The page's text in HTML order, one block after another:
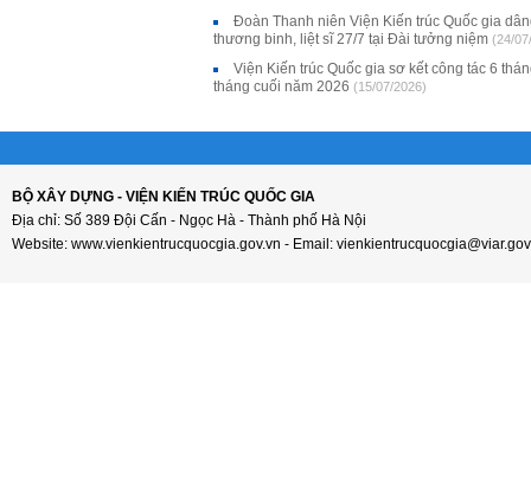
Đoàn Thanh niên Viện Kiến trúc Quốc gia
thương binh, liệt sĩ 27/7 tại Đài tưởng niệm (24/
Viện Kiến trúc Quốc gia sơ kết công tác 6
tháng cuối năm 2026 (15/07/2026)
BỘ XÂY DỰNG - VIỆN KIẾN TRÚC QUỐC GIA
Địa chỉ: Số 389 Đội Cấn - Ngọc Hà - Thành phố Hà Nội
Website: www.vienkientrucquocgia.gov.vn - Email: